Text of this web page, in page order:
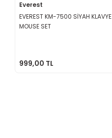
Everest
EVEREST KM-7500 SİYAH KLAVYE
MOUSE SET
999,00 TL